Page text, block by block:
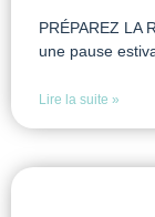
PRÉPAREZ LA
une pause
Lire la suite »